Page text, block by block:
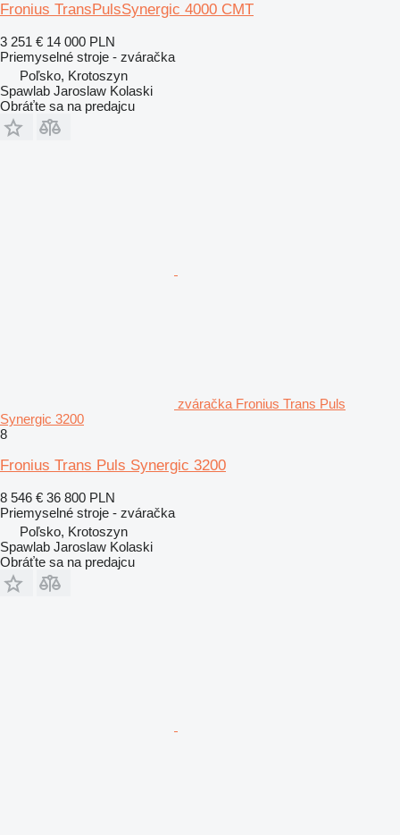
Fronius TransPulsSynergic 4000 CMT
3 251 € 14 000 PLN
Priemyselné stroje - zváračka
Poľsko, Krotoszyn
Spawlab Jaroslaw Kolaski
Obráťte sa na predajcu
zváračka Fronius Trans Puls
Synergic 3200
8
Fronius Trans Puls Synergic 3200
8 546 € 36 800 PLN
Priemyselné stroje - zváračka
Poľsko, Krotoszyn
Spawlab Jaroslaw Kolaski
Obráťte sa na predajcu